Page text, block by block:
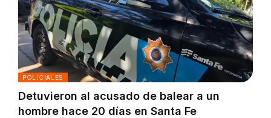
POLICIALES
Detuvieron al acusado de balear a un
hombre hace 20 días en Santa Fe